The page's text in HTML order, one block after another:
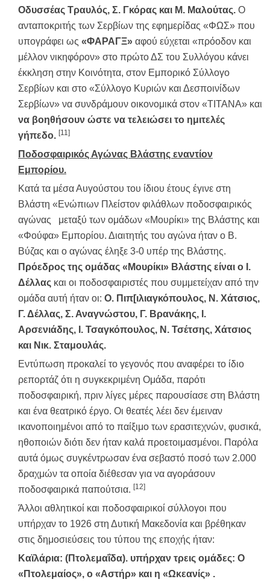
Οδυσσέας Τραυλός, Σ. Γκόρας και Μ. Μαλούτας. Ο
ανταποκριτής των Σερβίων της εφημερίδας «ΦΩΣ» που
υπογράφει ως «ΦΑΡΑΓΞ» αφού εύχεται «πρόοδον και
μέλλον νικηφόρον» στο πρώτο ΔΣ του Συλλόγου κάνει
έκκληση στην Κοινότητα, στον Εμπορικό Σύλλογο
Σερβίων και στο «Σύλλογο Κυριών και Δεσποινίδων
Σερβίων» να συνδράμουν οικονομικά στον «ΤΙΤΑΝΑ» και
να βοηθήσουν ώστε να τελειώσει το ημιτελές
γήπεδο. [11]
Ποδοσφαιρικός Αγώνας Βλάστης εναντίον
Εμπορίου.
Κατά τα μέσα Αυγούστου του ίδιου έτους έγινε στη
Βλάστη «Ενώπιων Πλείστον φιλάθλων ποδοσφαιρικός
αγώνας μεταξύ των ομάδων «Μουρίκι» της Βλάστης και
«Φούφα» Εμπορίου. Διαιτητής του αγώνα ήταν ο Β.
Βύζας και ο αγώνας έληξε 3-0 υπέρ της Βλάστης.
Πρόεδρος της ομάδας «Μουρίκι» Βλάστης είναι ο Ι.
Δέλλας και οι ποδοσφαιριστές που συμμετείχαν από την
ομάδα αυτή ήταν οι: Ο. Πιπ[ιλιαγκόπουλος, Ν. Χάτσιος,
Γ. Δέλλας, Σ. Αναγνώστου, Γ. Βρανάκης, Ι.
Αρσενιάδης, Ι. Τσαγκόπουλος, Ν. Τσέτσης, Χάτσιος
και Νικ. Σταμουλάς.
Εντύπωση προκαλεί το γεγονός που αναφέρει το ίδιο
ρεπορτάζ ότι η συγκεκριμένη Ομάδα, παρότι
ποδοσφαιρική, πριν λίγες μέρες παρουσίασε στη Βλάστη
και ένα θεατρικό έργο. Οι θεατές λέει δεν έμειναν
ικανοποιημένοι από το παίξιμο των ερασιτεχνών, φυσικά,
ηθοποιών διότι δεν ήταν καλά προετοιμασμένοι. Παρόλα
αυτά όμως συγκέντρωσαν ένα σεβαστό ποσό των 2.000
δραχμών τα οποία διέθεσαν για να αγοράσουν
ποδοσφαιρικά παπούτσια. [12]
Άλλοι αθλητικοί και ποδοσφαιρικοί σύλλογοι που
υπήρχαν το 1926 στη Δυτική Μακεδονία και βρέθηκαν
στις δημοσιεύσεις του τύπου της εποχής ήταν:
Καϊλάρια: (Πτολεμαΐδα). υπήρχαν τρεις ομάδες: Ο
«Πτολεμαίος», ο «Αστήρ» και η «Ωκεανίς» .